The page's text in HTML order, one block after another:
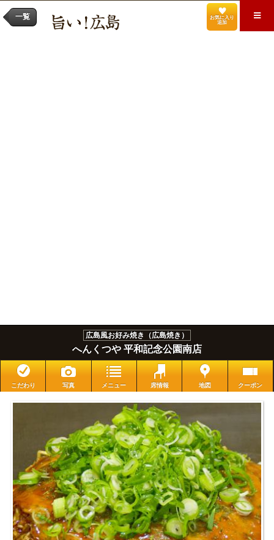
一覧
お気に入り
追加
広島風お好み焼き（広島焼き）
へんくつや 平和記念公園南店
こだわり 写真 メニュー 席情報 地図 クーポン